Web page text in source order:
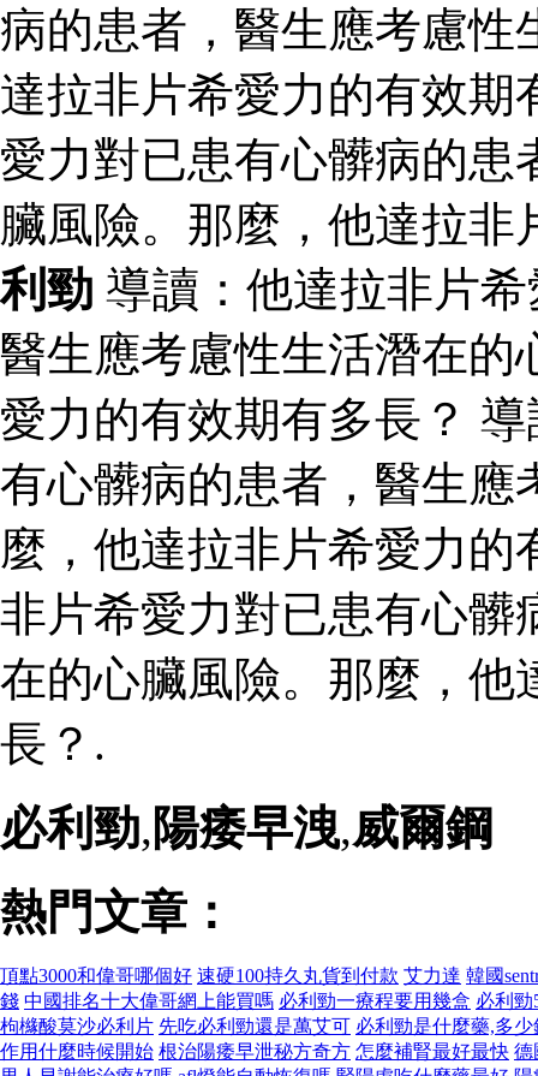
病的患者，醫生應考慮性
達拉非片希愛力的有效期
愛力對已患有心髒病的患
臟風險。那麼，他達拉
利勁 導讀：他達拉非片
醫生應考慮性生活潛在的
愛力的有效期有多長？
有心髒病的患者，醫生應
麼，他達拉非片希愛力
非片希愛力對已患有心髒
在的心臟風險。那麼，他
長？.
必利勁, 陽痿早洩,威爾鋼
熱門文章：
頂點3000和偉哥哪個好 速硬100持久丸貨到付款 艾力達 韓國
錢 中國排名十大偉哥網上能買嗎 必利勁一療程要用幾盒 必利
枸櫞酸莫沙必利片 先吃必利勁還是萬艾可 必利勁是什麼藥,多少
作用什麼時候開始 根治陽痿早泄秘方奇方 怎麼補腎最好最快 德